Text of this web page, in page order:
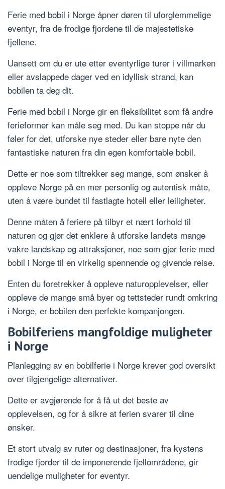
Ferie med bobil i Norge åpner døren til uforglemmelige
eventyr, fra de frodige fjordene til de majestetiske
fjellene.
Uansett om du er ute etter eventyrlige turer i villmarken
eller avslappede dager ved en idyllisk strand, kan
bobilen ta deg dit.
Ferie med bobil i Norge gir en fleksibilitet som få andre
ferieformer kan måle seg med. Du kan stoppe når du
føler for det, utforske nye steder eller bare nyte den
fantastiske naturen fra din egen komfortable bobil.
Dette er noe som tiltrekker seg mange, som ønsker å
oppleve Norge på en mer personlig og autentisk måte,
uten å være bundet til fastlagte hotell eller leiligheter.
Denne måten å feriere på tilbyr et nært forhold til
naturen og gjør det enklere å utforske landets mange
vakre landskap og attraksjoner, noe som gjør ferie med
bobil i Norge til en virkelig spennende og givende reise.
Enten du foretrekker å oppleve naturopplevelser, eller
oppleve de mange små byer og tettsteder rundt omkring
i Norge, er bobilen den perfekte kompanjongen.
Bobilferiens mangfoldige muligheter
i Norge
Planlegging av en bobilferie i Norge krever god oversikt
over tilgjengelige alternativer.
Dette er avgjørende for å få ut det beste av
opplevelsen, og for å sikre at ferien svarer til dine
ønsker.
Et stort utvalg av ruter og destinasjoner, fra kystens
frodige fjorder til de imponerende fjellområdene, gir
uendelige muligheter for eventyr.